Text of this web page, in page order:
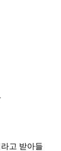
고 받아들